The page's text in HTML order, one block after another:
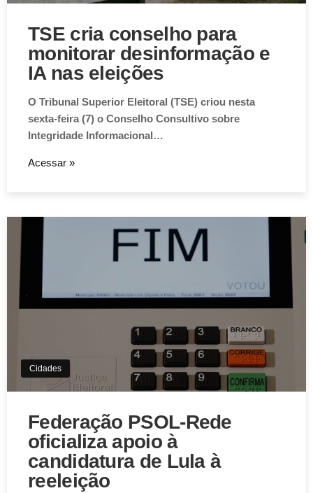
TSE cria conselho para
monitorar desinformação e
IA nas eleições
O Tribunal Superior Eleitoral (TSE) criou nesta
sexta-feira (7) o Conselho Consultivo sobre
Integridade Informacional…
Acessar »
Cidades
Federação PSOL-Rede
oficializa apoio à
candidatura de Lula à
reeleição